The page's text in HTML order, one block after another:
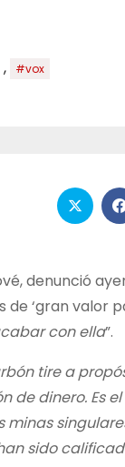
, #vox
denunció
‘gran valor
con ella”.
tire a
de dinero. Es
sido